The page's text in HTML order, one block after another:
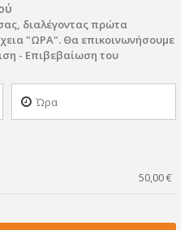
διαλέγοντας πρώτα
"ΩΡΑ". Θα επικοινωνήσουμε
- Επιβεβαίωση του
50,00€